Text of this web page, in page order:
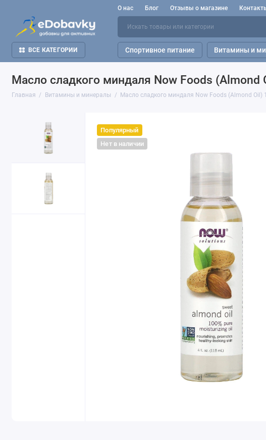
О нас Блог Отзывы о магазине
ВСЕ КАТЕГОРИИ Спортивное питание Витамины и
Масло сладкого миндаля Now Foods (Almond
Главная Витамины и минералы Масло сладкого миндаля Now Foods (Almond Oil)
Популярный
Нет в наличии